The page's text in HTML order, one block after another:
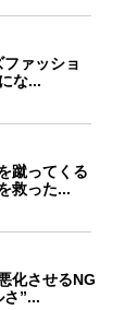
ファッショ
な...
蹴ってくる
救った...
化させるNG
”...